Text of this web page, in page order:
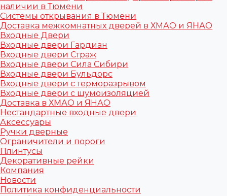
наличии в Тюмени
Системы открывания в Тюмени
Доставка межкомнатных дверей в ХМАО и ЯНАО
Входные Двери
Входные двери Гардиан
Входные двери Страж
Входные двери Сила Сибири
Входные двери Бульдорс
Входные двери с терморазрывом
Входные двери с шумоизоляцией
Доставка в ХМАО и ЯНАО
Нестандартные входные двери
Аксессуары
Ручки дверные
Ограничители и пороги
Плинтусы
Декоративные рейки
Компания
Новости
Политика конфиденциальности